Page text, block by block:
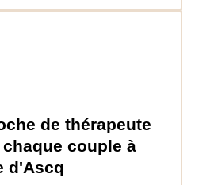
de thérapeute
couple à
d'Ascq